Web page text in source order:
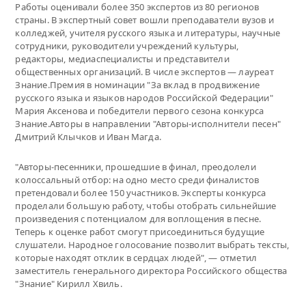
Работы оценивали более 350 экспертов из 80 регионов
страны. В экспертный совет вошли преподаватели вузов и
колледжей, учителя русского языка и литературы, научные
сотрудники, руководители учреждений культуры,
редакторы, медиаспециалисты и представители
общественных организаций. В числе экспертов — лауреат
Знание.Премия в номинации "За вклад в продвижение
русского языка и языков народов Российской Федерации"
Мария Аксенова и победители первого сезона конкурса
Знание.Авторы в направлении "Авторы-исполнители песен"
Дмитрий Клычков и Иван Магда.
"Авторы-песенники, прошедшие в финал, преодолели
колоссальный отбор: на одно место среди финалистов
претендовали более 150 участников. Эксперты конкурса
проделали большую работу, чтобы отобрать сильнейшие
произведения с потенциалом для воплощения в песне.
Теперь к оценке работ смогут присоединиться будущие
слушатели. Народное голосование позволит выбрать тексты,
которые находят отклик в сердцах людей", — отметил
заместитель генерального директора Российского общества
"Знание" Кирилл Хвиль.